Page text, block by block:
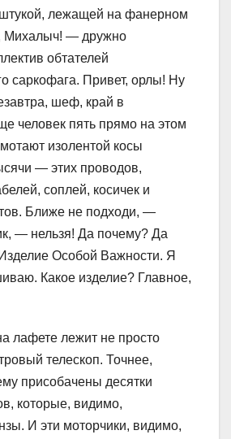
лежащей на фанерном
Михалыч! — дружно
обтателей
саркофага. Привет, орлы! Ну
шеф, край в
человек пять прямо на этом
изолентой косы
— этих проводов,
соплей, косичек и
Ближе не подходи, —
— нельзя! Да почему? Да
Особой Важности. Я
Какое изделие? Главное,
лафете лежит не просто
телескоп. Точнее,
присобачены десятки
которые, видимо,
И эти моторчики, видимо,